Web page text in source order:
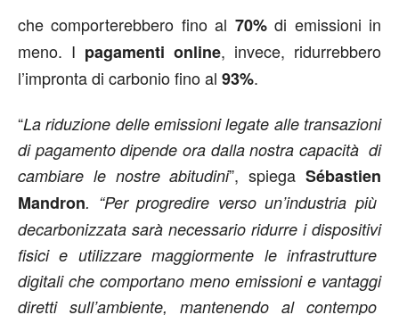
che comporterebbero fino al 70%di emissioni in
meno. I pagamenti online, invece, ridurrebbero
l’impronta di carbonio fino al 93%.
“La riduzione delle emissioni legate alle transazioni
di pagamento dipende ora dalla nostra capacità di
cambiare le nostre abitudini”, spiegaSébastien
Mandron. “Per progredire verso un’industria più
decarbonizzata sarà necessario ridurre i dispositivi
fisici e utilizzare maggiormente le infrastrutture
digitali che comportano meno emissioni e vantaggi
diretti sull’ambiente, mantenendo al contempo